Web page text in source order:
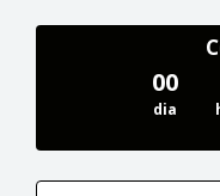
00
dia